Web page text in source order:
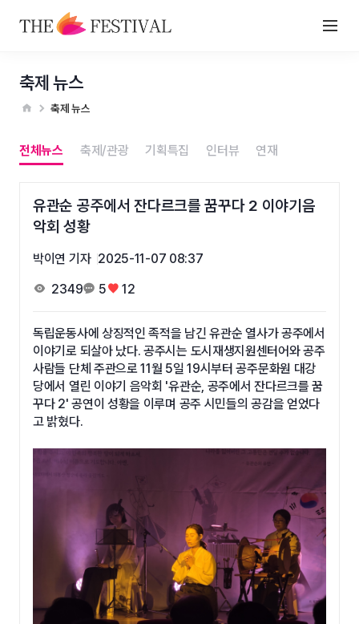
축제 뉴스
축제 뉴스
전체뉴스 축제/관광 기획특집 인터뷰 연재
유관순 공주에서 잔다르크를 꿈꾸다 2 이야기음
악회 성황
박이연 기자 2025-11-07 08:37
2349
5 12
독립운동사에 상징적인 족적을 남긴 유관순 열사가 공주에서
이야기로 되살아 났다. 공주시는 도시재생지원센터어와 공주
사람들 단체 주관으로 11월 5일 19시부터 공주문화원 대강
당에서 열린 이야기 음악회 '유관순, 공주에서 잔다르크를 꿈
꾸다 2' 공연이 성황을 이루며 공주 시민들의 공감을 얻었다
고 밝혔다.